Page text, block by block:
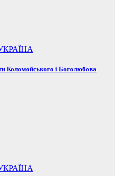
Коломойського і Боголюбова